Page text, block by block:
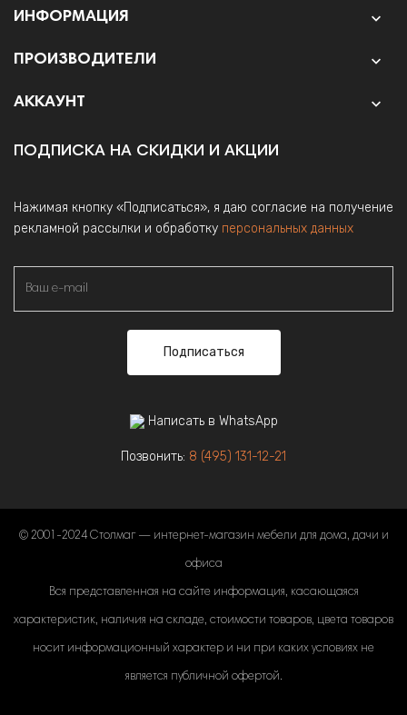
ИНФОРМАЦИЯ 
ПРОИЗВОДИТЕЛИ 
АККАУНТ 
ПОДПИСКА НА СКИДКИ И АКЦИИ
Нажимая кнопку «Подписаться», я даю согласие на получение
рекламной рассылки и обработку персональных данных
Подписаться
Написать в WhatsApp
Позвонить: 8 (495) 131-12-21
© 2001-2024 Столмаг — интернет-магазин мебели для дома, дачи и
офиса
Вся представленная на сайте информация, касающаяся
характеристик, наличия на складе, стоимости товаров, цвета товаров
носит информационный характер и ни при каких условиях не
является публичной офертой.